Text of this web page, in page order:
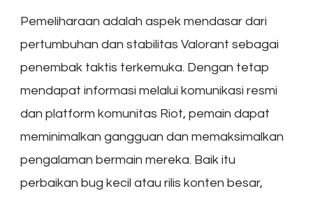
Pemeliharaan adalah aspek mendasar dari
pertumbuhan dan stabilitas Valorant sebagai
penembak taktis terkemuka. Dengan tetap
mendapat informasi melalui komunikasi resmi
dan platform komunitas Riot, pemain dapat
meminimalkan gangguan dan memaksimalkan
pengalaman bermain mereka. Baik itu
perbaikan bug kecil atau rilis konten besar,